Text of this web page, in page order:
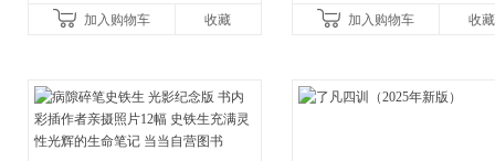
养好品质，发现快
加入购物车 收藏
加入购物车
收藏